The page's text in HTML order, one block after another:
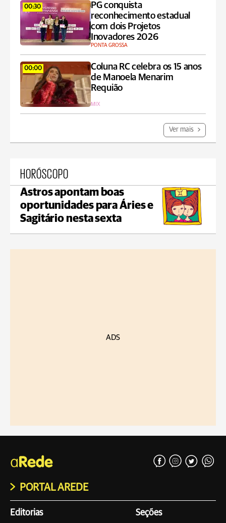
00:30
PG conquista
reconhecimento estadual
com dois Projetos
Inovadores 2026
PONTA GROSSA
00:00
Coluna RC celebra os 15 anos
de Manoela Menarim
Requião
MIX
Ver mais
HORÓSCOPO
Astros apontam boas
oportunidades para Áries e
Sagitário nesta sexta
ADS
PORTAL AREDE
Editorias Seções